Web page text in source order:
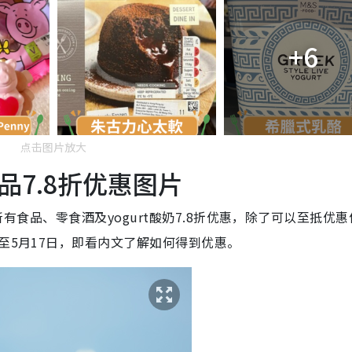
+6
点击图片放大
7.8折优惠图片
食品、零食酒及yogurt酸奶7.8折优惠，除了可以至抵优惠
月17日，即看内文了解如何得到优惠。